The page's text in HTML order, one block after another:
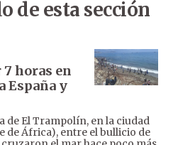
de esta sección
7 horas en
España y
de El Trampolín, en la ciudad
de África), entre el bullicio de